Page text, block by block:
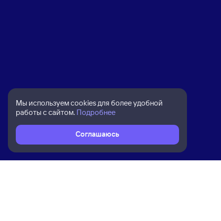
Мы используем cookies для более удобной
работы с сайтом. Подробнее
Соглашаюсь